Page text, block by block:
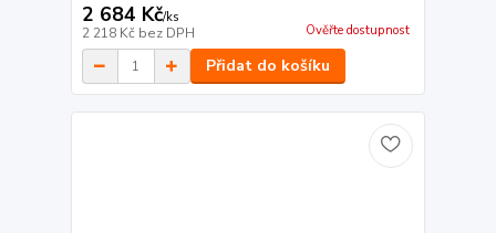
2 684 Kč/ks
2 218 Kč bez DPH Ověřte dostupnost
Přidat do košíku